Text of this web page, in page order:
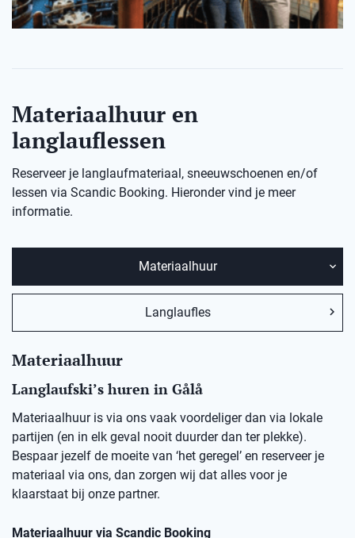
Materiaalhuur en
langlauflessen
Reserveer je langlaufmateriaal, sneeuwschoenen en/of
lessen via Scandic Booking. Hieronder vind je meer
informatie.
Materiaalhuur
Langlaufles
Materiaalhuur
Langlaufski’s huren in Gålå
Materiaalhuur is via ons vaak voordeliger dan via lokale
partijen (en in elk geval nooit duurder dan ter plekke).
Bespaar jezelf de moeite van ‘het geregel’ en reserveer je
materiaal via ons, dan zorgen wij dat alles voor je
klaarstaat bij onze partner.
Materiaalhuur via Scandic Booking